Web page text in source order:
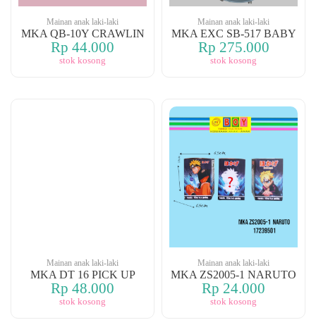
Mainan anak laki-laki
MKA QB-10Y CRAWLIN
Rp 44.000
stok kosong
Mainan anak laki-laki
MKA EXC SB-517 BABY
Rp 275.000
stok kosong
Mainan anak laki-laki
MKA DT 16 PICK UP
Rp 48.000
stok kosong
Mainan anak laki-laki
MKA ZS2005-1 NARUTO
Rp 24.000
stok kosong